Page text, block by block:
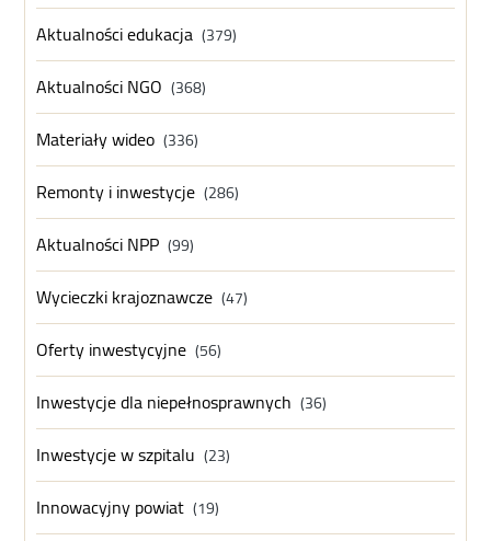
Aktualności edukacja (379)
Aktualności NGO (368)
Materiały wideo (336)
Remonty i inwestycje (286)
Aktualności NPP (99)
Wycieczki krajoznawcze (47)
Oferty inwestycyjne (56)
Inwestycje dla niepełnosprawnych (36)
Inwestycje w szpitalu (23)
Innowacyjny powiat (19)